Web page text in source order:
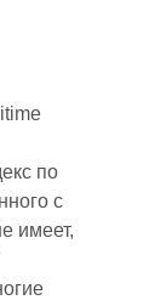
по
с
имеет,